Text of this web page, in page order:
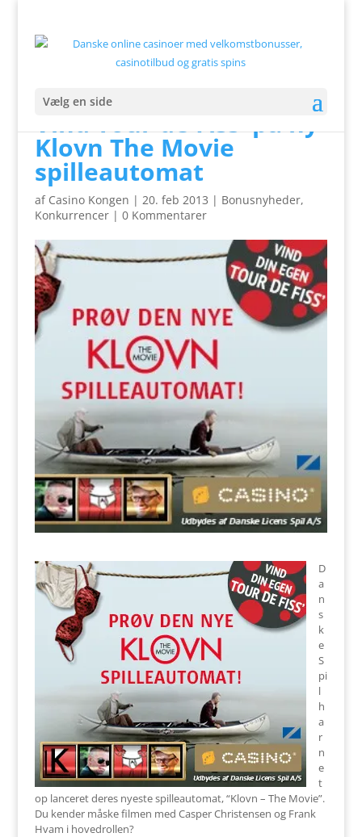
Vælg en side
Vind Tour de Fiss’ på ny
Klovn The Movie
spilleautomat
af Casino Kongen | 20. feb 2013 | Bonusnyheder,
Konkurrencer| 0 Kommentarer
D
a
n
s
k
e
S
pi
l
h
a
r
n
e
t
op lanceret deres nyeste spilleautomat, “Klovn – The Movie”.
Du kender måske filmen med Casper Christensen og Frank
Hvam i hovedrollen?